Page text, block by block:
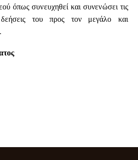
όπως συνευχηθεί και συνενώσει τις
του προς τον μεγάλο και